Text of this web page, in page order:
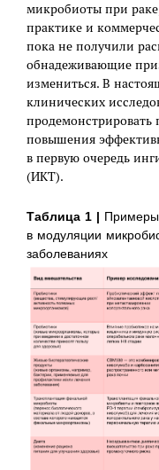
микробиоты при
практике и
пока не получили
обнадеживающие
измениться. В
клинических
повышения
в первую очередь
(ИКТ).
Таблица 1 | Примеры
в модуляции
заболеваниях